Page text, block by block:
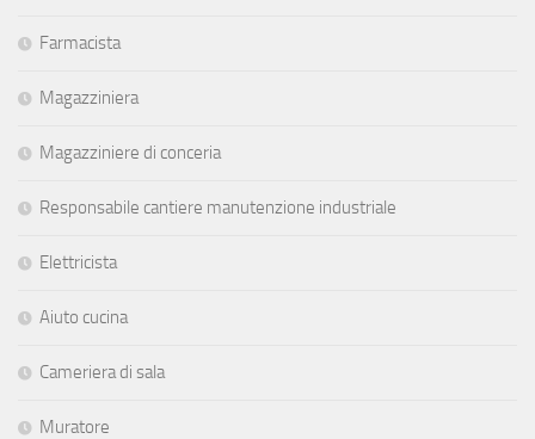
Farmacista
Magazziniera
Magazziniere di conceria
Responsabile cantiere manutenzione industriale
Elettricista
Aiuto cucina
Cameriera di sala
Muratore